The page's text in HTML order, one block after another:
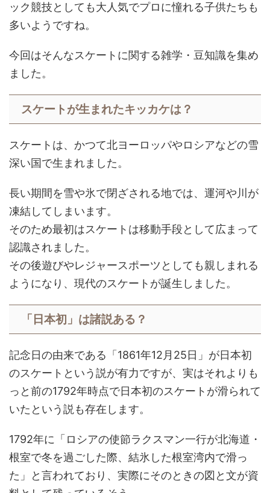
ック競技としても大人気でプロに憧れる子供たちも
多いようですね。
今回はそんなスケートに関する雑学・豆知識を集め
ました。
スケートが生まれたキッカケは？
スケートは、かつて北ヨーロッパやロシアなどの雪
深い国で生まれました。
長い期間を雪や氷で閉ざされる地では、運河や川が
凍結してしまいます。
そのため最初はスケートは移動手段として広まって
認識されました。
その後遊びやレジャースポーツとしても親しまれる
ようになり、現代のスケートが誕生しました。
「日本初」は諸説ある？
記念日の由来である「1861年12月25日」が日本初
のスケートという説が有力ですが、実はそれよりも
っと前の1792年時点で日本初のスケートが滑られて
いたという説も存在します。
1792年に「ロシアの使節ラクスマン一行が北海道・
根室で冬を過ごした際、結氷した根室湾内で滑っ
た」と言われており、実際にそのときの図と文が資